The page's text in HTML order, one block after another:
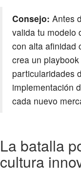
Consejo: Antes
valida tu modelo
con alta afinidad
crea un
particularidades
implementación
cada nuevo
La batalla
cultura